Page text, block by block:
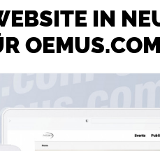
IN
OEMUS.COM